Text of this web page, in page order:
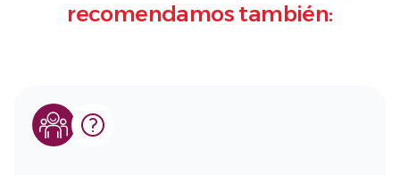
recomendamos también: